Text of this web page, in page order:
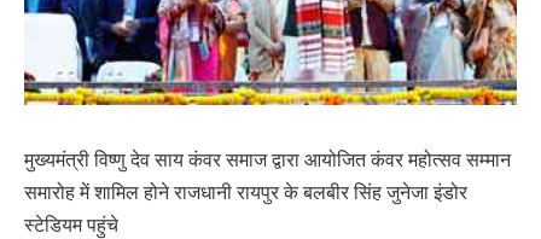
मुख्यमंत्री विष्णु देव साय कंवर समाज द्वारा आयोजित कंवर महोत्सव सम्मान
समारोह में शामिल होने राजधानी रायपुर के बलबीर सिंह जुनेजा इंडोर
स्टेडियम पहुंचे